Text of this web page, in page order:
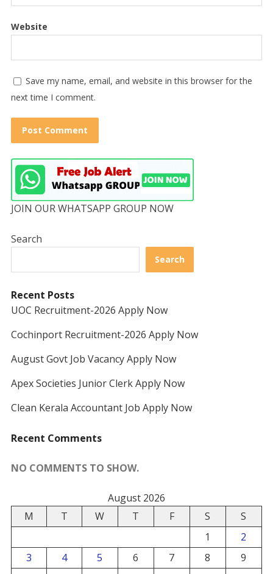
Website
Save my name, email, and website in this browser for the
next time I comment.
JOIN OUR WHATSAPP GROUP NOW
Search
Search
Recent Posts
UOC Recruitment-2026 Apply Now
Cochinport Recruitment-2026 Apply Now
August Govt Job Vacancy Apply Now
Apex Societies Junior Clerk Apply Now
Clean Kerala Accountant Job Apply Now
Recent Comments
NO COMMENTS TO SHOW.
August 2026
M
T W T F S
S
1
2
3
4 5 6 7 8
9